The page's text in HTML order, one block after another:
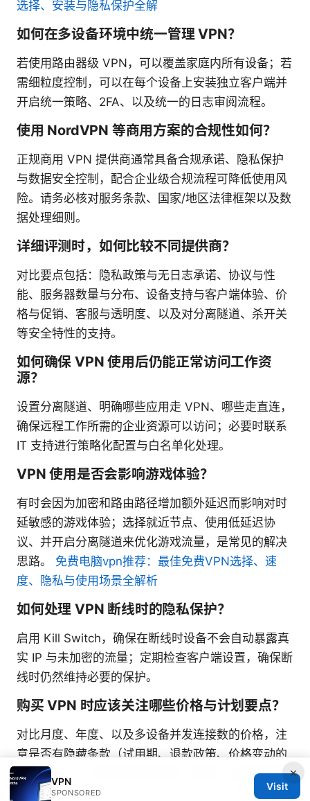
选择、安装与隐私保护全解
如何在多设备环境中统一管理 VPN？
若使用路由器级 VPN，可以覆盖家庭内所有设备；若
需细粒度控制，可以在每个设备上安装独立客户端并
开启统一策略、2FA、以及统一的日志审阅流程。
使用 NordVPN 等商用方案的合规性如何？
正规商用 VPN 提供商通常具备合规承诺、隐私保护
与数据安全控制，配合企业级合规流程可降低使用风
险。请务必核对服务条款、国家/地区法律框架以及数
据处理细则。
详细评测时，如何比较不同提供商？
对比要点包括：隐私政策与无日志承诺、协议与性
能、服务器数量与分布、设备支持与客户端体验、价
格与促销、客服与透明度、以及对分离隧道、杀开关
等安全特性的支持。
如何确保 VPN 使用后仍能正常访问工作资
源？
设置分离隧道、明确哪些应用走 VPN、哪些走直连，
确保远程工作所需的企业资源可以访问；必要时联系
IT 支持进行策略化配置与白名单化处理。
VPN 使用是否会影响游戏体验？
有时会因为加密和路由路径增加额外延迟而影响对时
延敏感的游戏体验；选择就近节点、使用低延迟协
议、并开启分离隧道来优化游戏流量，是常见的解决
思路。 免费电脑vpn推荐：最佳免费VPN选择、速
度、隐私与使用场景全解析
如何处理 VPN 断线时的隐私保护？
启用 Kill Switch，确保在断线时设备不会自动暴露真
实 IP 与未加密的流量；定期检查客户端设置，确保断
线时仍然维持必要的保护。
购买 VPN 时应该关注哪些价格与计划要点？
对比月度、年度、以及多设备并发连接数的价格，注
意是否有隐藏条款（试用期、退款政策、价格变动的
通知方式），以及是否提供学生、教育、企业等不同
定价方案。
×
VPN
SPONSORED
Visit